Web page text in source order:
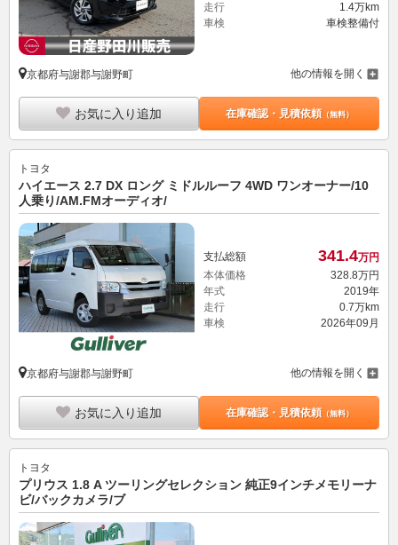
走行
1.4万km
車検
車検整備付
京都府与謝郡与謝野町 他の情報を開く
お気に入り追加 在庫確認・見積依頼（無料）
トヨタ
ハイエース 2.7 DX ロング ミドルルーフ 4WD ワンオーナー/10
人乗り/AM.FMオーディオ/
支払総額 341.4万円
本体価格
328. 8万円
年式
2019年
走行
0.7万km
車検
2026年09月
京都府与謝郡与謝野町 他の情報を開く
お気に入り追加 在庫確認・見積依頼（無料）
トヨタ
プリウス 1.8 A ツーリングセレクション 純正9インチメモリーナ
ビ/バックカメラ/ブ